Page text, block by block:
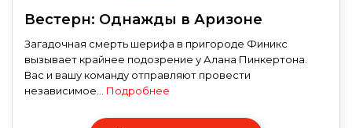
Вестерн: Однажды в Аризоне
Загадочная смерть шерифа в пригороде Финикс
вызывает крайнее подозрение у Алана Пинкертона.
Вас и вашу команду отправляют провести
независимое... Подробнее